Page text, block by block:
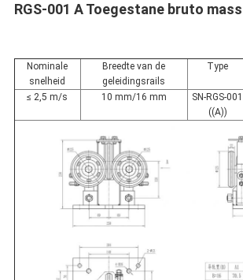
RGS-001 A Toegestane bruto
Nominale
snelheid
Breedte van de
geleidingsrails
Type
≤ 2,5 m/s
10 mm/16 mm
SN-RGS-001
((A))